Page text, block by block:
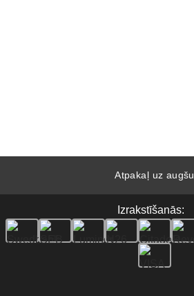
Atpakaļ uz augšu
Izrakstīšanās: